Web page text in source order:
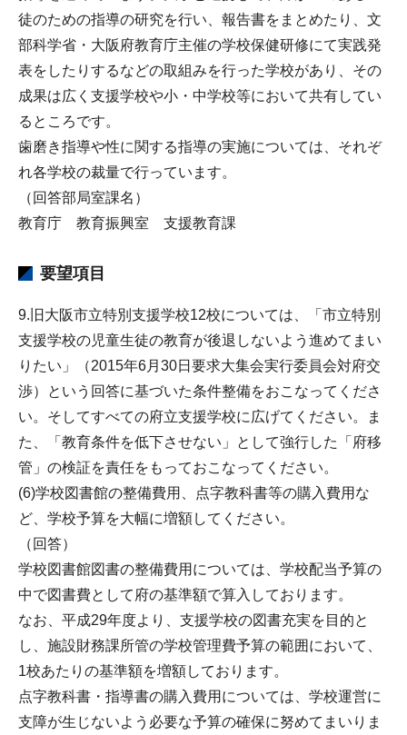
徒のための指導の研究を行い、報告書をまとめたり、文
部科学省・大阪府教育庁主催の学校保健研修にて実践発
表をしたりするなどの取組みを行った学校があり、その
成果は広く支援学校や小・中学校等において共有してい
るところです。
歯磨き指導や性に関する指導の実施については、それぞ
れ各学校の裁量で行っています。
（回答部局室課名）
教育庁 教育振興室 支援教育課
要望項目
9.旧大阪市立特別支援学校12校については、「市立特別
支援学校の児童生徒の教育が後退しないよう進めてまい
りたい」（2015年6月30日要求大集会実行委員会対府交
渉）という回答に基づいた条件整備をおこなってくださ
い。そしてすべての府立支援学校に広げてください。ま
た、「教育条件を低下させない」として強行した「府移
管」の検証を責任をもっておこなってください。
(6)学校図書館の整備費用、点字教科書等の購入費用な
ど、学校予算を大幅に増額してください。
（回答）
学校図書館図書の整備費用については、学校配当予算の
中で図書費として府の基準額で算入しております。
なお、平成29年度より、支援学校の図書充実を目的と
し、施設財務課所管の学校管理費予算の範囲において、
1校あたりの基準額を増額しております。
点字教科書・指導書の購入費用については、学校運営に
支障が生じないよう必要な予算の確保に努めてまいりま